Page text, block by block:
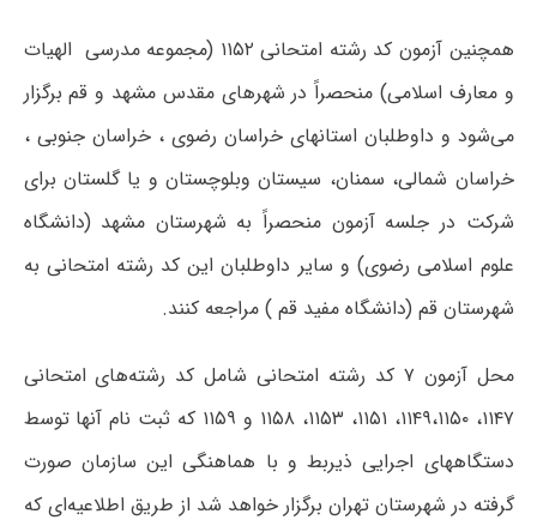
همچنین آزمون کد رشته امتحانی ۱۱۵۲ (مجموعه مدرسی الهیات
و معارف اسلامی) منحصراً در شهرهای مقدس مشهد و قم برگزار
می‌شود و داوطلبان استانهای خراسان رضوی ، خراسان جنوبی ،
خراسان شمالی، سمنان، سیستان وبلوچستان و یا گلستان برای
شرکت در جلسه آزمون منحصراً به شهرستان مشهد (دانشگاه
علوم اسلامی رضوی) و سایر داوطلبان این کد رشته امتحانی به
شهرستان قم (دانشگاه مفید قم ) مراجعه کنند.
محل آزمون ۷ کد رشته امتحانی شامل کد رشته‌های امتحانی
۱۱۴۷، ۱۱۴۹‌،‌۱۱۵۰‌، ۱۱۵۱، ۱۱۵۳‌، ۱۱۵۸ و ۱۱۵۹ که ثبت نام آنها توسط
دستگاههای اجرایی ذیربط و با هماهنگی این سازمان صورت
گرفته در شهرستان تهران برگزار خواهد شد از طریق اطلاعیه‌ای که